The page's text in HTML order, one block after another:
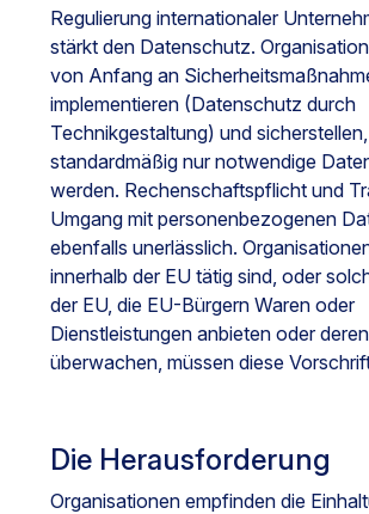
Regulierung internationaler
stärkt den Datenschutz.
von Anfang an
implementieren (Datenschutz durch
Technikgestaltung) und
standardmäßig nur notwendige
werden. Rechenschaftspflicht und
Umgang mit personenbezogenen
ebenfalls unerlässlich.
innerhalb der EU tätig sind, oder
der EU, die EU-Bürgern Waren oder
Dienstleistungen anbieten oder
überwachen, müssen diese
Die Herausforderung
Organisationen empfinden die